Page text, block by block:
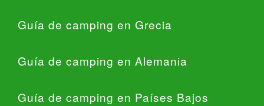
Guía de camping en Grecia
Guía de camping en Alemania
Guía de camping en Países Bajos